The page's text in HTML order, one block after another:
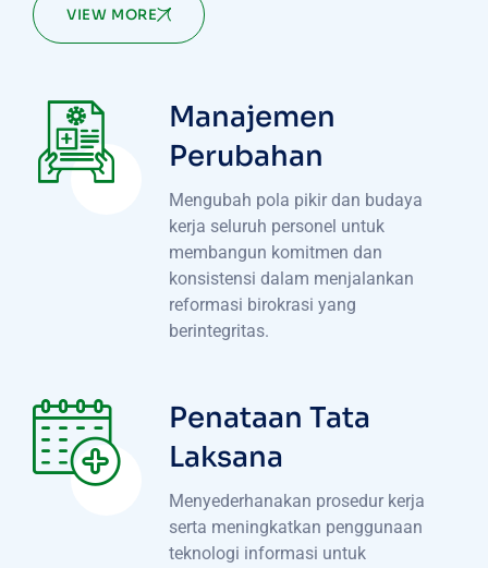
VIEW MORE
Manajemen
Perubahan
Mengubah pola pikir dan budaya
kerja seluruh personel untuk
membangun komitmen dan
konsistensi dalam menjalankan
reformasi birokrasi yang
berintegritas.
Penataan Tata
Laksana
Menyederhanakan prosedur kerja
serta meningkatkan penggunaan
teknologi informasi untuk